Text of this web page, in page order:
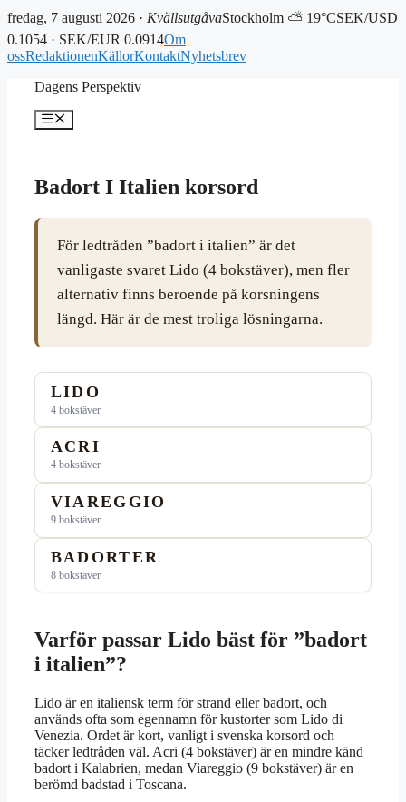
fredag, 7 augusti 2026 · KvällsutgåvaStockholm ⛅ 19°CSEK/USD
0.1054 · SEK/EUR 0.0914Om
ossRedaktionenKällorKontaktNyhetsbrev
Dagens Perspektiv
Meny
Badort I Italien korsord
För ledtråden ”badort i italien” är det
vanligaste svaret Lido (4 bokstäver), men fler
alternativ finns beroende på korsningens
längd. Här är de mest troliga lösningarna.
LIDO
4 bokstäver
ACRI
4 bokstäver
VIAREGGIO
9 bokstäver
BADORTER
8 bokstäver
Varför passar Lido bäst för ”badort
i italien”?
Lido är en italiensk term för strand eller badort, och
används ofta som egennamn för kustorter som Lido di
Venezia. Ordet är kort, vanligt i svenska korsord och
täcker ledtråden väl. Acri (4 bokstäver) är en mindre känd
badort i Kalabrien, medan Viareggio (9 bokstäver) är en
berömd badstad i Toscana.